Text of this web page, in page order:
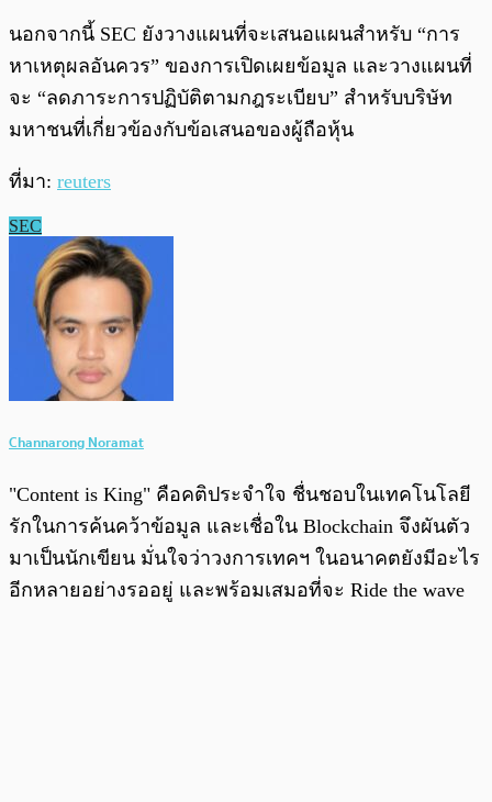
นอกจากนี้ SEC ยังวางแผนที่จะเสนอแผนสำหรับ “การ
หาเหตุผลอันควร” ของการเปิดเผยข้อมูล และวางแผนที่
จะ “ลดภาระการปฏิบัติตามกฎระเบียบ” สำหรับบริษัท
มหาชนที่เกี่ยวข้องกับข้อเสนอของผู้ถือหุ้น
ที่มา: reuters
SEC
Channarong Noramat
"Content is King" คือคติประจำใจ ชื่นชอบในเทคโนโลยี
รักในการค้นคว้าข้อมูล และเชื่อใน Blockchain จึงผันตัว
มาเป็นนักเขียน มั่นใจว่าวงการเทคฯ ในอนาคตยังมีอะไร
อีกหลายอย่างรออยู่ และพร้อมเสมอที่จะ Ride the wave